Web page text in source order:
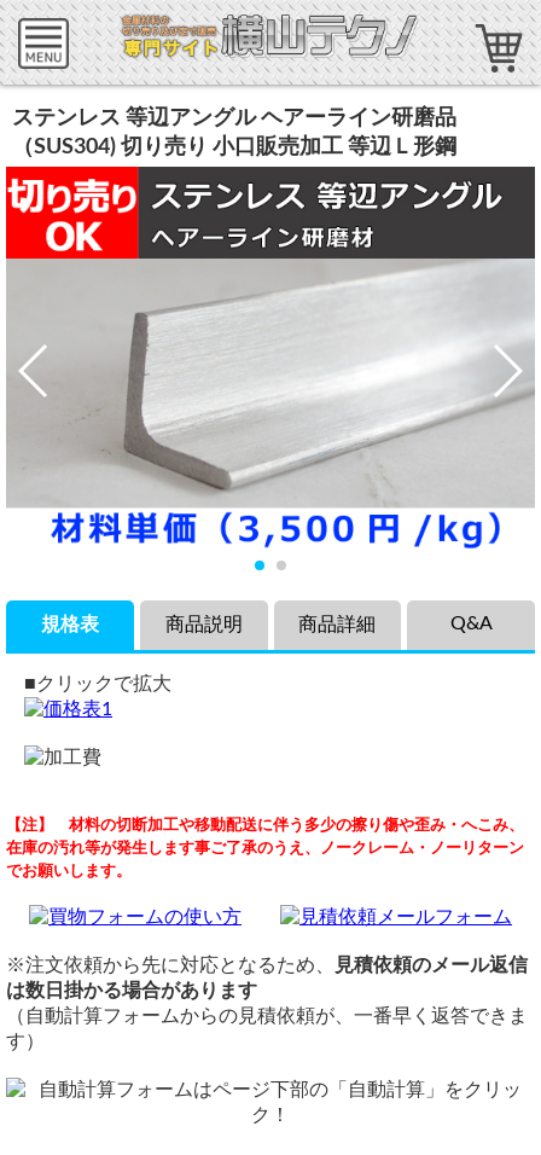
ステンレス 等辺アングル ヘアーライン研磨品
（SUS304) 切り売り 小口販売加工 等辺Ｌ形鋼
規格表
■クリックで拡大
商品説明
ステンレス製等辺アングル（SUS304）全面ヘアーライン研
磨品の各サイズ・希望寸法での切り売りになります。
錆びないので塗装不要いつまでも綺麗です。薬品にも強く鉄
金属では錆びて危険な所に安心して使用できます。
表面肌は150-240番の研磨ベルトでヘアーライン模様に研磨
した品です。全面ヘアーライン研磨品なので4面全てにＨＬ
研磨がされています。
工業用品から家庭用品まで幅広く使用される、定番のステン
レスアングルです。
重量1.0kg当りの基準単価3,500円（単価倍率1.00）税込
購入材料価格は希望切断寸法重量による価格となります。
商品詳細
ステンレス等辺アングル SUS304 全面ヘアーライン研磨品
表面肌
HL材：150-240番の研磨ベルトでヘアーライン模様に研磨し
た品です。
定尺：4,000mm または 6,000mm
切断
切断費：250円/本～
切断公差：±1.0mm ～ （A/100またはL/1000)mm
一部サイズはメーカー切断取り寄せとなります（切断誤差：
Q&A
（ 2025/06/17 ）
上記の見積
2500L
メールで回答済
【注】 材料の切断加工や移動配送に伴う多少の擦り傷や歪み・へこみ、
在庫の汚れ等が発生します事ご了承のうえ、ノークレーム・ノーリターン
でお願いします。
※注文依頼から先に対応となるため、
見積依頼のメール返信
は数日掛かる場合があります
（自動計算フォームからの見積依頼が、一番早く返答できま
す）